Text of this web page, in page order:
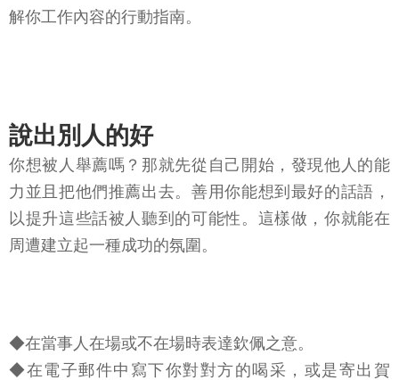
解你工作內容的行動指南。
說出別人的好
你想被人舉薦嗎？那就先從自己開始，發現他人的能
力並且把他們推薦出去。善用你能想到最好的話語，
以提升這些話被人聽到的可能性。這樣做，你就能在
周遭建立起一種成功的氛圍。
◆在當事人在場或不在場時表達欽佩之意。
◆在電子郵件中寫下你對對方的喝采，或是寄出賀